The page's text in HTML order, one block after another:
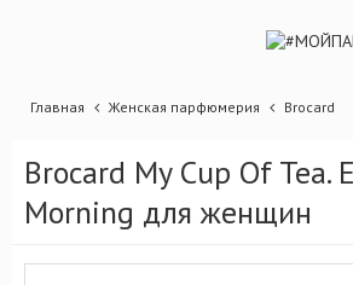
Главная Женская парфюмерия Brocard
Brocard My Cup Of Tea.
Morning для женщин